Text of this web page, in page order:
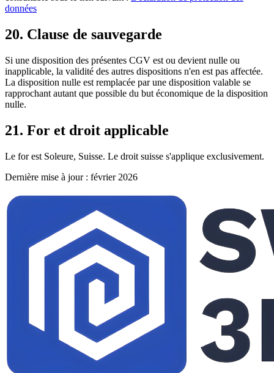
données
20. Clause de sauvegarde
Si une disposition des présentes CGV est ou devient nulle ou
inapplicable, la validité des autres dispositions n'en est pas affectée.
La disposition nulle est remplacée par une disposition valable se
rapprochant autant que possible du but économique de la disposition
nulle.
21. For et droit applicable
Le for est Soleure, Suisse. Le droit suisse s'applique exclusivement.
Dernière mise à jour : février 2026